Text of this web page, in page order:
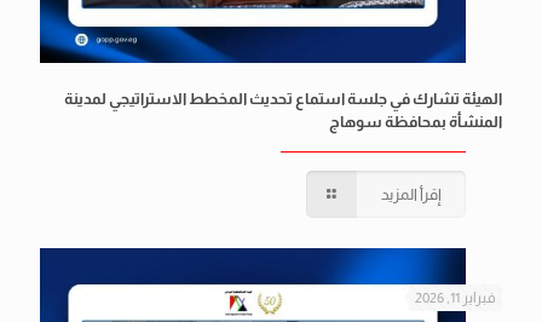
الهيئة تشارك في جلسة استماع تحديث المخطط الاستراتيجي لمدينة
المنشأة بمحافظة سوهاج
إقرأ المزيد
فبراير 11, 2026